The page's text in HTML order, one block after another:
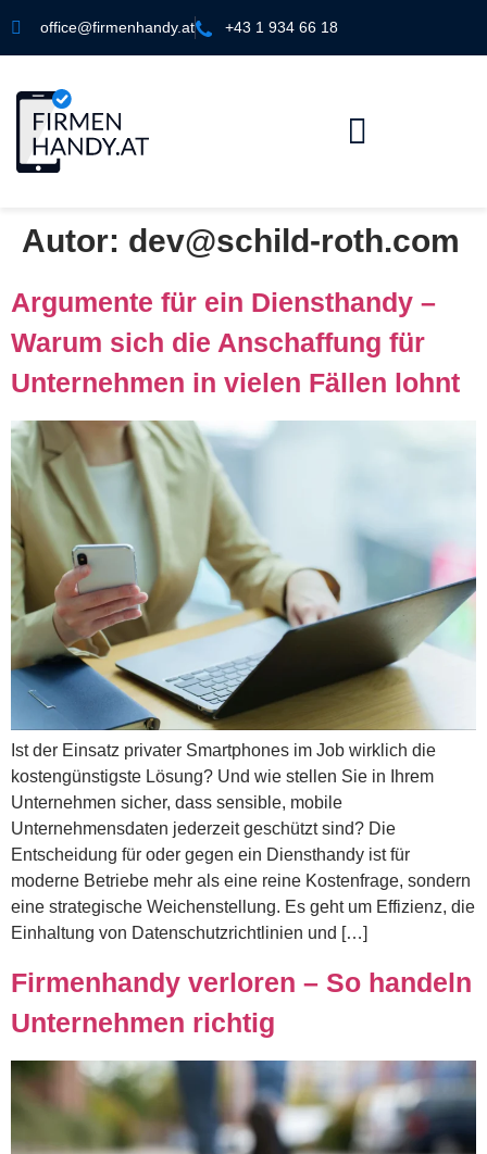
office@firmenhandy.at +43 1 934 66 18
Autor: dev@schild-roth.com
Argumente für ein Diensthandy –
Warum sich die Anschaffung für
Unternehmen in vielen Fällen lohnt
Ist der Einsatz privater Smartphones im Job wirklich die
kostengünstigste Lösung? Und wie stellen Sie in Ihrem
Unternehmen sicher, dass sensible, mobile
Unternehmensdaten jederzeit geschützt sind? Die
Entscheidung für oder gegen ein Diensthandy ist für
moderne Betriebe mehr als eine reine Kostenfrage, sondern
eine strategische Weichenstellung. Es geht um Effizienz, die
Einhaltung von Datenschutzrichtlinien und […]
Firmenhandy verloren – So handeln
Unternehmen richtig